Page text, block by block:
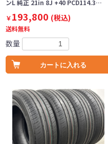
ンL 純正 21in 8J +40 PCD114.3…
￥193,800 (税込)
送料無料
数量
カートに入れる